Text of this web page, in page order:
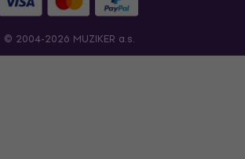
© 2004-2026 MUZIKER a.s.